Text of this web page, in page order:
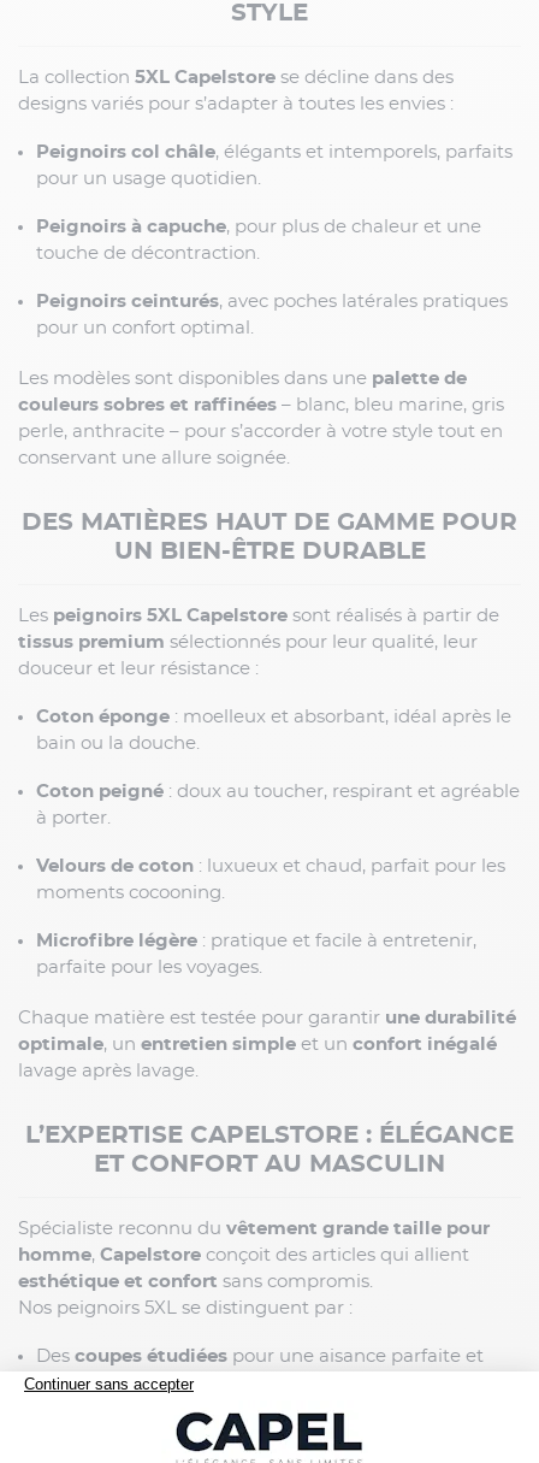
STYLE
La collection 5XL Capelstore se décline dans des
designs variés pour s’adapter à toutes les envies :
Peignoirs col châle, élégants et intemporels, parfaits
pour un usage quotidien.
Peignoirs à capuche, pour plus de chaleur et une
touche de décontraction.
Peignoirs ceinturés, avec poches latérales pratiques
pour un confort optimal.
Les modèles sont disponibles dans une palette de
couleurs sobres et raffinées – blanc, bleu marine, gris
perle, anthracite – pour s’accorder à votre style tout en
conservant une allure soignée.
DES MATIÈRES HAUT DE GAMME POUR
UN BIEN-ÊTRE DURABLE
Les peignoirs 5XL Capelstore sont réalisés à partir de
tissus premium sélectionnés pour leur qualité, leur
douceur et leur résistance :
Coton éponge : moelleux et absorbant, idéal après le
bain ou la douche.
Coton peigné : doux au toucher, respirant et agréable
à porter.
Velours de coton : luxueux et chaud, parfait pour les
moments cocooning.
Microfibre légère : pratique et facile à entretenir,
parfaite pour les voyages.
Chaque matière est testée pour garantir une durabilité
optimale, un entretien simple et un confort inégalé
lavage après lavage.
L’EXPERTISE CAPELSTORE : ÉLÉGANCE
ET CONFORT AU MASCULIN
Spécialiste reconnu du vêtement grande taille pour
homme, Capelstore conçoit des articles qui allient
esthétique et confort sans compromis.
Nos peignoirs 5XL se distinguent par :
Des coupes étudiées pour une aisance parfaite et
une silhouette harmonieuse.
coutures renforcées et des